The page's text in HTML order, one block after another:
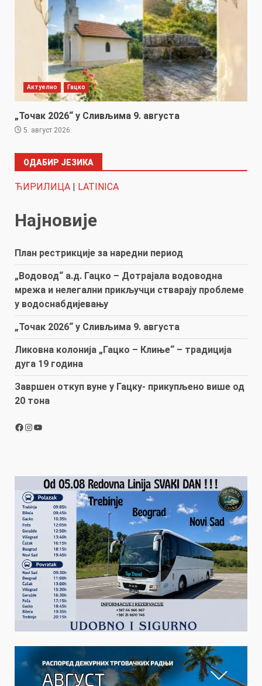
Актуелно Гацко
„Точак 2026“ у Сливљима 9. августа
5. август 2026.
ОДАБИР ЈЕЗИКА
ЋИРИЛИЦА | LATINICA
Најновије
План рестрикције за наредни период
„Водовод“ а.д. Гацко – Дотрајала водоводна
мрежа и нелегални прикључци стварају проблеме
у водоснабдијевању
„Точак 2026“ у Сливљима 9. августа
Ликовна колонија „Гацко – Клиње“ – традиција
дуга 19 година
Завршен откуп вуне у Гацку- прикупљено више од
20 тона
Facebook
Instagram
YouTube